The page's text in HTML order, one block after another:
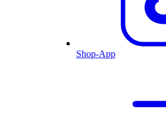
Shop-App